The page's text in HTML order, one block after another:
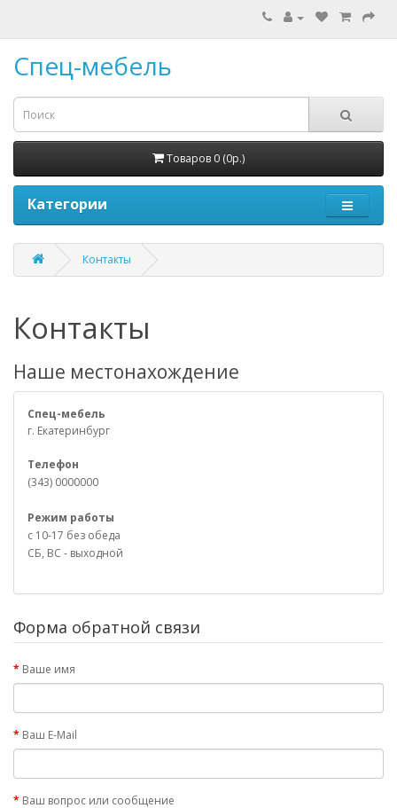
Спец-мебель
Товаров 0 (0р.)
Категории
Контакты
Контакты
Наше местонахождение
Спец-мебель
г. Екатеринбург
Телефон
(343) 0000000
Режим работы
с 10-17 без обеда
СБ, ВС - выходной
Форма обратной связи
Ваше имя
Ваш E-Mail
Ваш вопрос или сообщение